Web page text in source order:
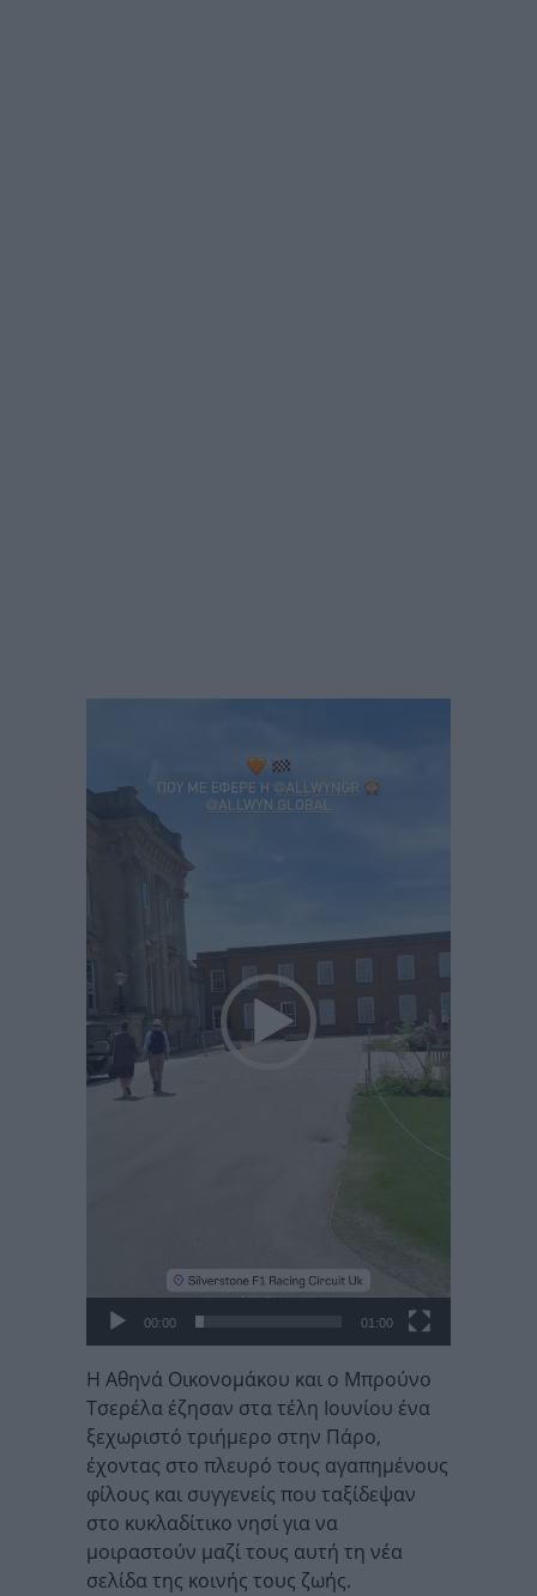
Πρόγραμμα
00:00 01:00
Η Αθηνά Οικονομάκου και ο Μπρούνο
Τσερέλα έζησαν στα τέλη Ιουνίου ένα
ξεχωριστό τριήμερο στην Πάρο,
έχοντας στο πλευρό τους αγαπημένους
φίλους και συγγενείς που ταξίδεψαν
στο κυκλαδίτικο νησί για να
μοιραστούν μαζί τους αυτή τη νέα
σελίδα της κοινής τους ζωής.